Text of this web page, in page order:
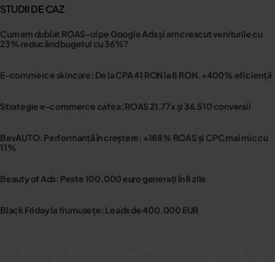
STUDII DE CAZ
Cum am dublat ROAS-ul pe Google Ads și am crescut veniturile cu
23% reducând bugetul cu 36%?
E-commerce skincare: De la CPA 41 RON la 8 RON. +400% eficiență
Strategie e-commerce cafea: ROAS 21.77x și 36.510 conversii
BavAUTO: Performanță în creștere: +188% ROAS și CPC mai mic cu
11%
Beauty of Ads: Peste 100.000 euro generați în 8 zile
Black Friday la frumusețe: Leads de 400.000 EUR